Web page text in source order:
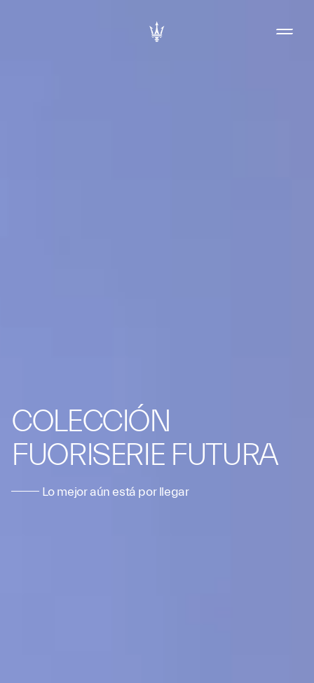
COLECCIÓN
FUORISERIE FUTURA
Lo mejor aún está por llegar